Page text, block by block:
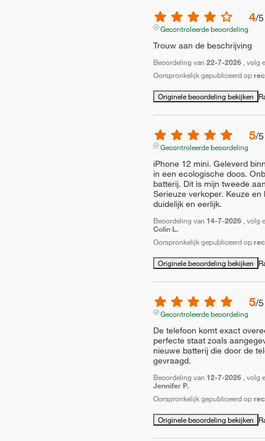
4/5
Gecontroleerde beoordeling
Trouw aan de beschrijving
Beoordeling van 22-7-2026 , volg
Oorspronkelijk gepubliceerd op
Originele beoordeling bekijken
5/5
Gecontroleerde beoordeling
iPhone 12 mini. Geleverd
in een ecologische doos.
batterij. Dit is mijn tweede
Serieuze verkoper. Keuze
duidelijk en eerlijk.
Beoordeling van 14-7-2026 , volg
Colin L.
Oorspronkelijk gepubliceerd op
Originele beoordeling bekijken
5/5
Gecontroleerde beoordeling
De telefoon komt exact
perfecte staat zoals
nieuwe batterij die door de
gevraagd.
Beoordeling van 12-7-2026 , volg
Jennifer P.
Oorspronkelijk gepubliceerd op
Originele beoordeling bekijken